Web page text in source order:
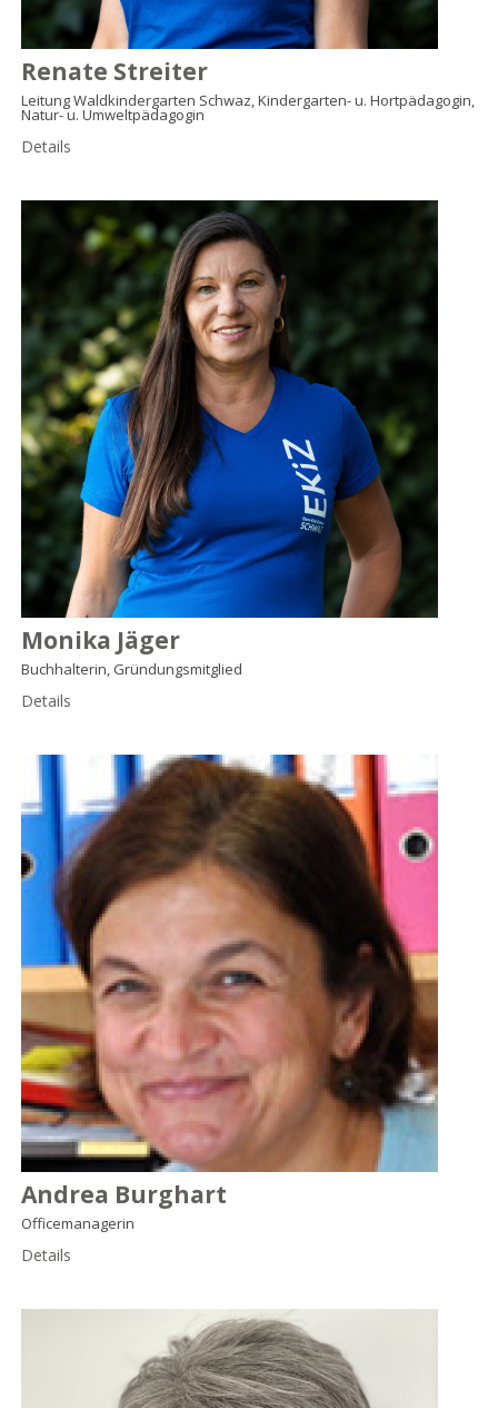
Renate Streiter
Leitung Waldkindergarten Schwaz, Kindergarten- u. Hortpädagogin,
Natur- u. Umweltpädagogin
Details
Monika Jäger
Buchhalterin, Gründungsmitglied
Details
Andrea Burghart
Officemanagerin
Details